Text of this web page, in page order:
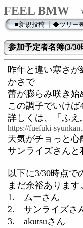
FEEL BMW
■新規投稿┃◆ツリー
参加予定者名簿(3/30
昨年と違い寒さ
かさで
蕾が膨らみ咲き始
この調子でいけ
詳しくは、「ふえ
https://fuefuki-
天気がチョっと心
サンライズさんと
以下に3/30時点で
まだ余裕あります
1. ムーさん
2. サンライズさ
3. akutsuさん